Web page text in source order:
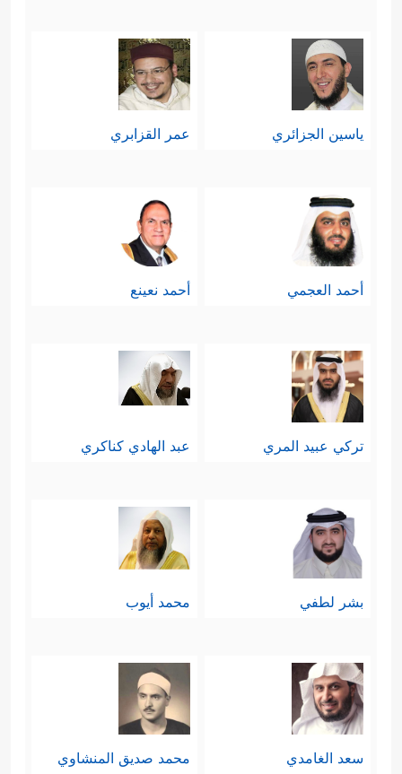
ياسين الجزائري عمر القزابري
أحمد العجمي أحمد نعينع
تركي عبيد المري عبد الهادي كناكري
بشر لطفي محمد أيوب
سعد الغامدي محمد صديق المنشاوي